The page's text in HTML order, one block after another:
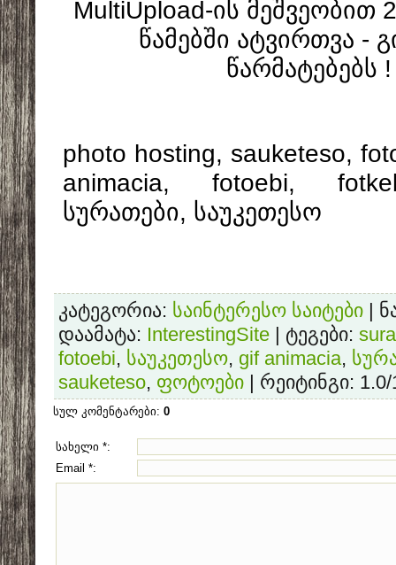
MultiUpload-ის მეშვეობით
წამებში ატვირთვა -
წარმატებებს
photo hosting, sauketeso,
animacia, fotoebi,
სურათები, საუკეთესო
კატეგორია: საინტერესო საიტები
დაამატა: InterestingSite ტეგები:
fotoebi, საუკეთესო, gif animacia,
sauketeso, ფოტოები რეიტინგი: 1.0/
სულ კომენტარები: 0
სახელი *:
Email *: